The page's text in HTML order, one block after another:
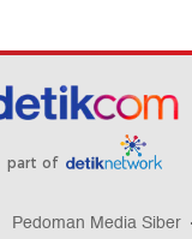
part of
Pedoman Media Siber